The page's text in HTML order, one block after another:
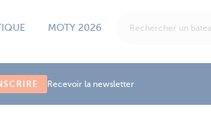
MOTY 2026
Recevoir la newsletter